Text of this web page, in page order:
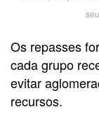
Os repasses
cada grupo
evitar
recursos.